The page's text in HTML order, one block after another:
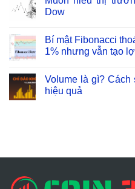
Dow
Bí mật Fibonacci
1% nhưng vẫn tạo
Volume là gì? Cách
hiệu quả